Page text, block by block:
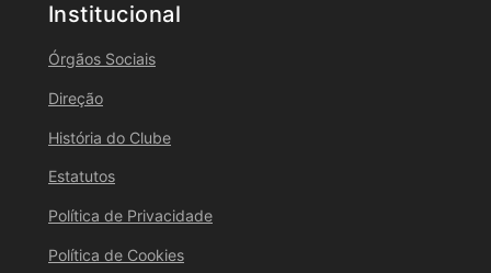
Institucional
Órgãos Sociais
Direção
História do Clube
Estatutos
Política de Privacidade
Política de Cookies